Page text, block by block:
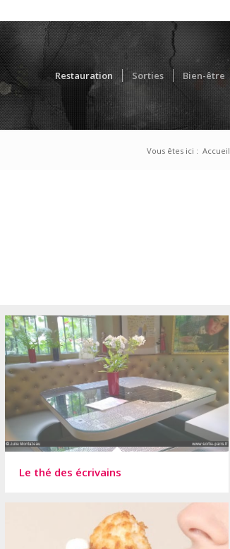
Restauration Sorties Bien-être
Vous êtes ici : Accueil
Le thé des écrivains